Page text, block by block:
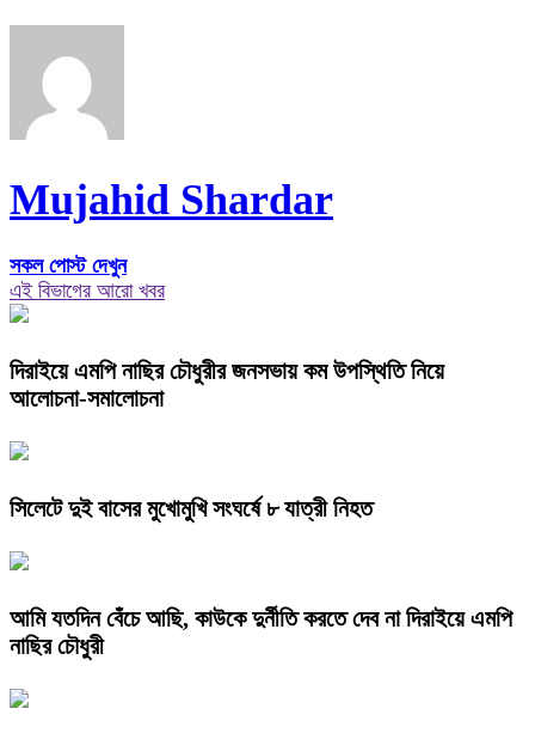
Mujahid Shardar
সকল পোস্ট দেখুন
এই বিভাগের আরো খবর
দিরাইয়ে এমপি নাছির চৌধুরীর জনসভায় কম উপস্থিতি নিয়ে
আলোচনা-সমালোচনা
সিলেটে দুই বাসের মুখোমুখি সংঘর্ষে ৮ যাত্রী নিহত
আমি যতদিন বেঁচে আছি, কাউকে দুর্নীতি করতে দেব না দিরাইয়ে এমপি
নাছির চৌধুরী